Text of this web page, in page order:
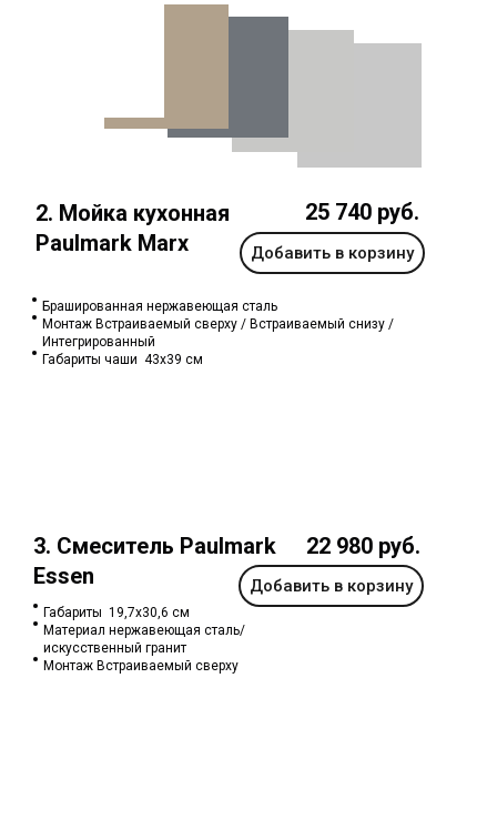
Добавить в корзину
Добавить в корзину
22 980 руб.
25 740 руб.
Габариты 19,7х30,6 см
Материал нержавеющая сталь/
искусственный гранит
Монтаж Встраиваемый сверху
Брашированная нержавеющая сталь
Монтаж Встраиваемый сверху / Встраиваемый снизу /
Интегрированный
Габариты чаши 43x39 см
3. Смеситель Paulmark
Essen
2. Мойка кухонная
Paulmark Marx